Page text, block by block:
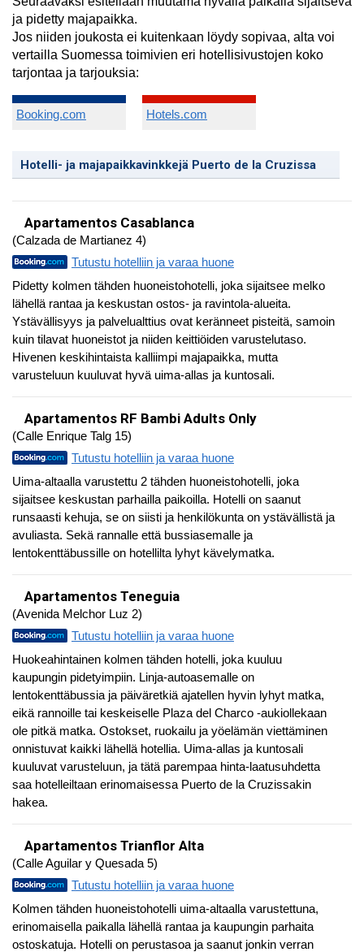
ja pidetty majapaikka.
Jos niiden joukosta ei kuitenkaan löydy sopivaa, alta voi
vertailla Suomessa toimivien eri hotellisivustojen koko
tarjontaa ja tarjouksia:
Booking.com Hotels.com
Hotelli- ja majapaikkavinkkejä Puerto de la Cruzissa
Apartamentos Casablanca
(Calzada de Martianez 4)
Tutustu hotelliin ja varaa huone
Pidetty kolmen tähden huoneistohotelli, joka sijaitsee melko
lähellä rantaa ja keskustan ostos- ja ravintola-alueita.
Ystävällisyys ja palvelualttius ovat keränneet pisteitä, samoin
kuin tilavat huoneistot ja niiden keittiöiden varustelutaso.
Hivenen keskihintaista kalliimpi majapaikka, mutta
varusteluun kuuluvat hyvä uima-allas ja kuntosali.
Apartamentos RF Bambi Adults Only
(Calle Enrique Talg 15)
Tutustu hotelliin ja varaa huone
Uima-altaalla varustettu 2 tähden huoneistohotelli, joka
sijaitsee keskustan parhailla paikoilla. Hotelli on saanut
runsaasti kehuja, se on siisti ja henkilökunta on ystävällistä ja
avuliasta. Sekä rannalle että bussiasemalle ja
lentokenttäbussille on hotellilta lyhyt kävelymatka.
Apartamentos Teneguia
(Avenida Melchor Luz 2)
Tutustu hotelliin ja varaa huone
Huokeahintainen kolmen tähden hotelli, joka kuuluu
kaupungin pidetyimpiin. Linja-autoasemalle on
lentokenttäbussia ja päiväretkiä ajatellen hyvin lyhyt matka,
eikä rannoille tai keskeiselle Plaza del Charco -aukiollekaan
ole pitkä matka. Ostokset, ruokailu ja yöelämän viettäminen
onnistuvat kaikki lähellä hotellia. Uima-allas ja kuntosali
kuuluvat varusteluun, ja tätä parempaa hinta-laatusuhdetta
saa hotelleiltaan erinomaisessa Puerto de la Cruzissakin
hakea.
Apartamentos Trianflor Alta
(Calle Aguilar y Quesada 5)
Tutustu hotelliin ja varaa huone
Kolmen tähden huoneistohotelli uima-altaalla varustettuna,
erinomaisella paikalla lähellä rantaa ja kaupungin parhaita
ostoskatuja. Hotelli on perustasoa ja saanut jonkin verran